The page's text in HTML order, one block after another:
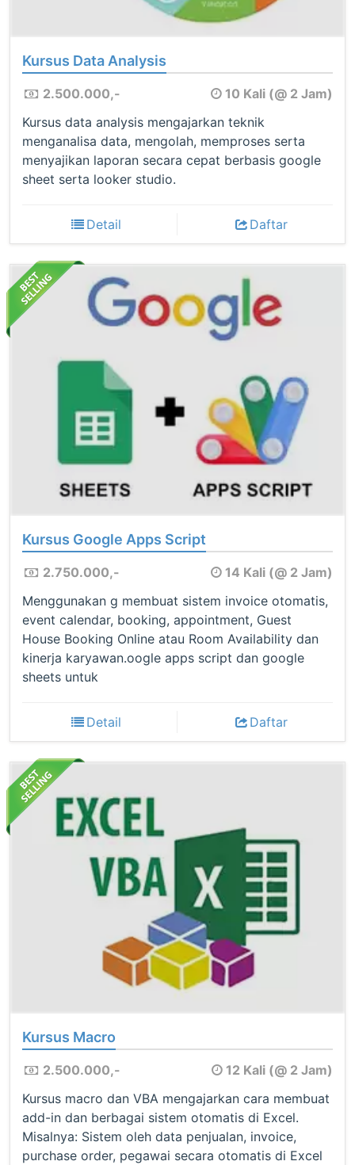
Kursus Data Analysis
2.500.000,-
10 Kali (@ 2 Jam)
Kursus data analysis mengajarkan teknik
menganalisa data, mengolah, memproses serta
menyajikan laporan secara cepat berbasis google
sheet serta looker studio.
Detail Daftar
Kursus Google Apps Script
2.750.000,-
14 Kali (@ 2 Jam)
Menggunakan g membuat sistem invoice otomatis,
event calendar, booking, appointment, Guest
House Booking Online atau Room Availability dan
kinerja karyawan.oogle apps script dan google
sheets untuk
Detail Daftar
Kursus Macro
2.500.000,-
12 Kali (@ 2 Jam)
Kursus macro dan VBA mengajarkan cara membuat
add-in dan berbagai sistem otomatis di Excel.
Misalnya: Sistem oleh data penjualan, invoice,
purchase order, pegawai secara otomatis di Excel